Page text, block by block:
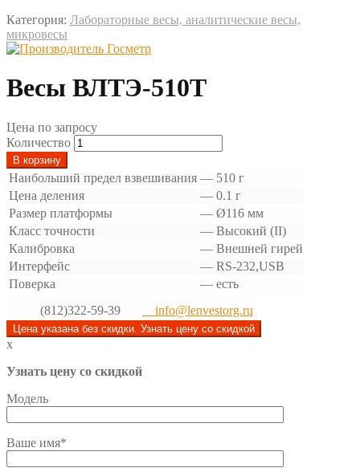
Категория: Лабораторные весы, аналитические весы,
микровесы
Весы ВЛТЭ-510Т
Цена по запросу
Количество
В корзину
Наибольший предел взвешивания — 510 г
Цена деления
— 0.1 г
Размер платформы
— Ø116 мм
Класс точности
— Высокий (II)
Калибровка
— Внешней гирей
Интерфейс
— RS-232,USB
Поверка
— есть
(812)322-59-39
info@lenvestorg.ru
Цена указана без скидки. Узнать цену со скидкой
x
Узнать цену со скидкой
Модель
Ваше имя*